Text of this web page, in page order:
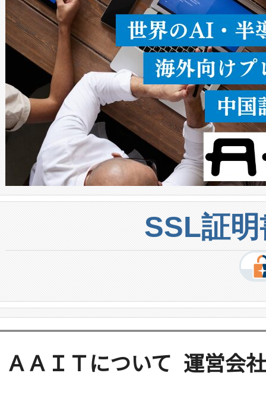
密度なスキャ […]
SSL証
ＡＡＩＴについて 運営会社